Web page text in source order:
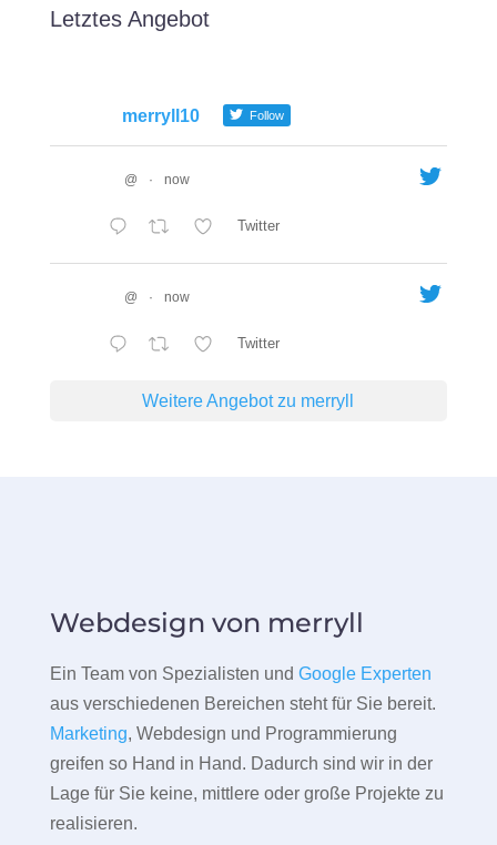
Letztes Angebot
merryll10 Follow
@ · now
Twitter
@ · now
Twitter
Weitere Angebot zu merryll
Webdesign von merryll
Ein Team von Spezialisten und Google Experten
aus verschiedenen Bereichen steht für Sie bereit.
Marketing, Webdesign und Programmierung
greifen so Hand in Hand. Dadurch sind wir in der
Lage für Sie keine, mittlere oder große Projekte zu
realisieren.